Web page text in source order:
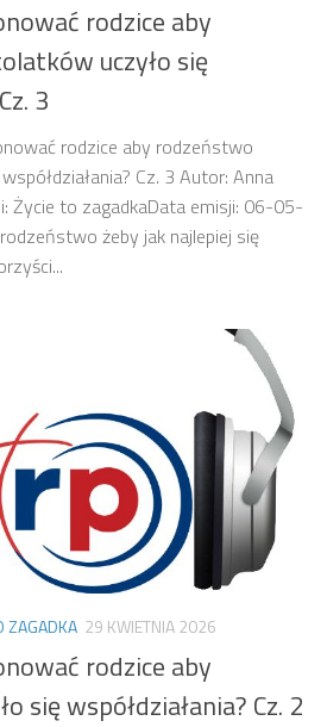
rodzice aby
uczyło się
3
rodzice aby rodzeństwo
Cz. 3 Autor: Anna
Życie to zagadkaData emisji: 06-05-
żeby jak najlepiej się
ZAGADKA 29 KWIETNIA 2026
rodzice aby
się współdziałania? Cz. 2